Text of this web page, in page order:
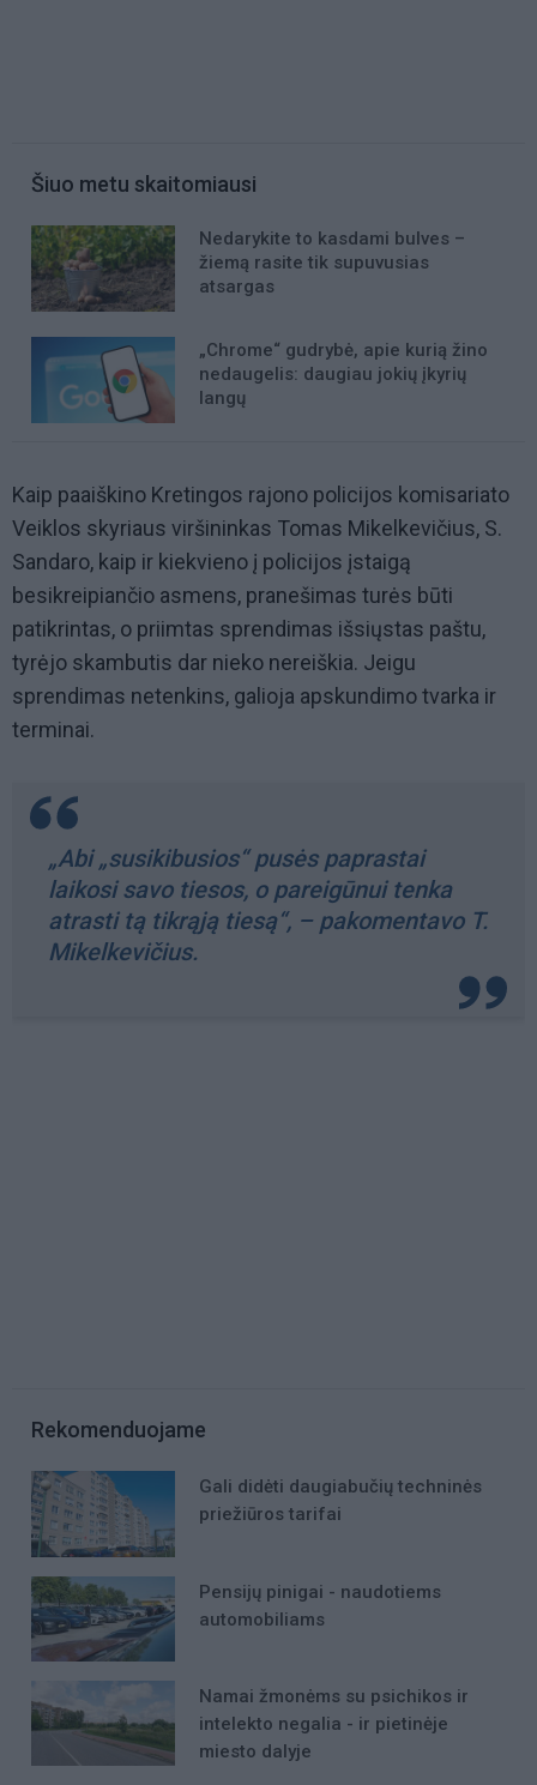
Šiuo metu skaitomiausi
Nedarykite to kasdami bulves –
žiemą rasite tik supuvusias
atsargas
„Chrome“ gudrybė, apie kurią žino
nedaugelis: daugiau jokių įkyrių
langų
Kaip paaiškino Kretingos rajono policijos komisariato
Veiklos skyriaus viršininkas Tomas Mikelkevičius, S.
Sandaro, kaip ir kiekvieno į policijos įstaigą
besikreipiančio asmens, pranešimas turės būti
patikrintas, o priimtas sprendimas išsiųstas paštu,
tyrėjo skambutis dar nieko nereiškia. Jeigu
sprendimas netenkins, galioja apskundimo tvarka ir
terminai.
„Abi „susikibusios“ pusės paprastai
laikosi savo tiesos, o pareigūnui tenka
atrasti tą tikrąją tiesą“, – pakomentavo T.
Mikelkevičius.
Rekomenduojame
Gali didėti daugiabučių techninės
priežiūros tarifai
Pensijų pinigai - naudotiems
automobiliams
Namai žmonėms su psichikos ir
intelekto negalia - ir pietinėje
miesto dalyje